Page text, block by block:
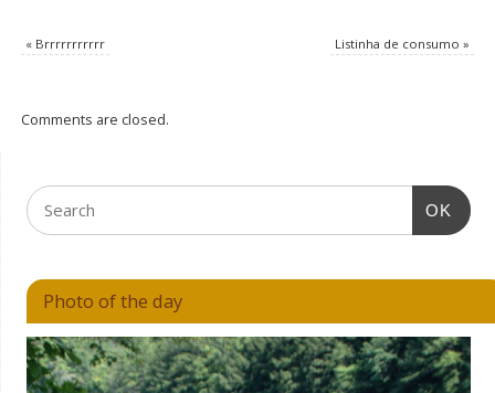
«Brrrrrrrrrrr Listinha de consumo»
Comments are closed.
OK
Photo of the day